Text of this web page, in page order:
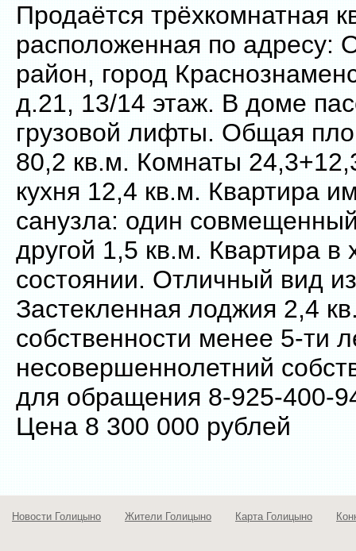
Продаётся трёхкомнатная
расположенная по адресу:
район, город
д.21, 13/14 этаж. В доме
грузовой лифты. Общая
80,2 кв.м. Комнаты
кухня 12,4 кв.м. Квартира
санузла: один
другой 1,5 кв.м. Квартира
состоянии. Отличный вид
Застекленная лоджия 2,4
собственности менее 5-ти
несовершеннолетний
для обращения 8-925-400-
Цена 8 300 000 рублей
Новости Голицыно Жители Голицыно Карта Голицыно